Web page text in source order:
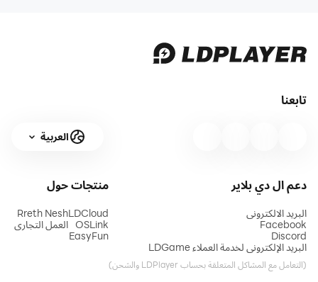
تابعنا
العربية
دعم ال دي بلاير
البريد الالكتروني
Facebook
Discord
البريد الإلكتروني لخدمة العملاء LDGame
(التعامل مع المشاكل المتعلقة بحساب LDPlayer والشحن)
منتجات
LDCloud
OSLink
EasyFun
حول
Rreth Nesh
العمل التجاري